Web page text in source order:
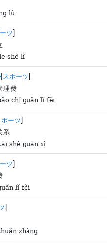
lù
ツ]
shè lì
[スポーツ]
理费
chí guǎn lǐ fèi
ポーツ]
系
shè guān xì
ツ]
lǐ fèi
]
zhàng